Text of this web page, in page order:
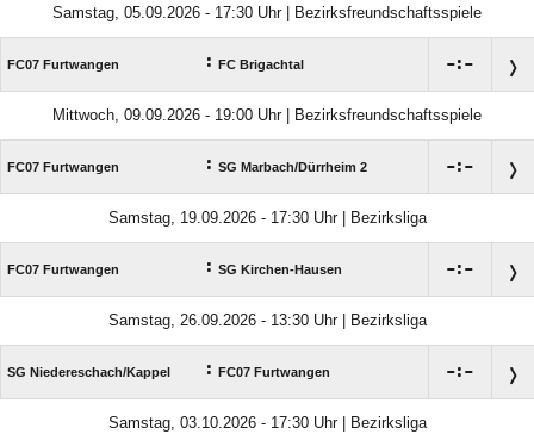
Samstag, 05.09.2026 - 17:30 Uhr | Bezirksfreundschaftsspiele
FC07 Furtwangen : FC Brigachtal :
Mittwoch, 09.09.2026 - 19:00 Uhr | Bezirksfreundschaftsspiele
FC07 Furtwangen : SG Marbach/​Dürrheim 2 :
Samstag, 19.09.2026 - 17:30 Uhr | Bezirksliga
FC07 Furtwangen : SG Kirchen-Hausen :
Samstag, 26.09.2026 - 13:30 Uhr | Bezirksliga
SG Niedereschach/​Kappel : FC07 Furtwangen :
Samstag, 03.10.2026 - 17:30 Uhr | Bezirksliga